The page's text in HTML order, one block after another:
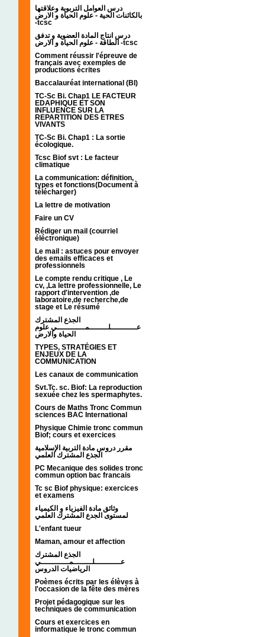
درس العوامل التربوية وعلاقتها
بالكائنات الحية - علوم الحياة و الارض
-tcsc
درس انتاج المادة العضوية و تدفق
الطاقة - علوم الحياة و الارض -tcsc
Comment réussir l'épreuve de
français avec exemples de
productions écrites
Baccalauréat international (BI)
TC-Sc Bi. Chap1 LE FACTEUR
EDAPHIQUE ET SON
INFLUENCE SUR LA
REPARTITION DES ETRES
VIVANTS
TC-Sc Bi. Chap1 : La sortie
écologique.
Tcsc Biof svt : Le facteur
climatique
La communication: définition,
types et fonctions(Document à
télécharger)
La lettre de motivation
Faire un CV
Rédiger un mail (courriel
éléctronique)
Le mail : astuces pour envoyer
des emails efficaces et
professionnels
Le compte rendu critique , Le
cv, ,La lettre professionnelle, Le
rapport d'intervention ,de
laboratoire,de recherche,de
stage et Le résumé
الجذع المشترك
عـــــــــــلــــــــمــــــــــــي علوم
الحياة والارض
TYPES, STRATÉGIES ET
ENJEUX DE LA
COMMUNICATION
Les canaux de communication
Svt.Tc. sc. Biof: La reproduction
sexuée chez les spermaphytes.
Cours de Maths Tronc Commun
sciences BAC International
Physique Chimie tronc commun
Biof; cours et exercices
مقرر دروس مادة التربية الإسلامية
الجذع المشترك العلمي
PC Mecanique des solides tronc
commun option bac francais
Tc sc Biof physique: exercices
et examens
وثائق مادة الفيزياء و الكيمياء
L'enfant tueur
Maman, amour et affection
الجذع المشترك
عـــــــــــلــــــــمــــــــــــي
الرياضيات الدروس
Poèmes écrits par les élèves à
l'occasion de la fête des mères
Projet pédagogique sur les
techniques de communication
Cours et exercices en
informatique le tronc commun